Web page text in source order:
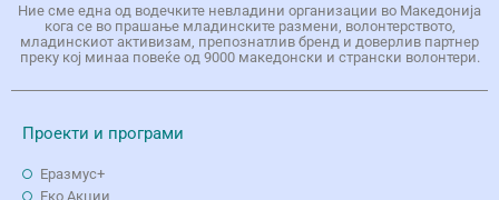
Ние сме една од водечките невладини организации во Македонија
кога се во прашање младинските размени, волонтерството,
младинскиот активизам, препознатлив бренд и доверлив партнер
преку кој минаа повеќе од 9000 македонски и странски волонтери.
Проекти и програми
Еразмус+
Еко Aкции